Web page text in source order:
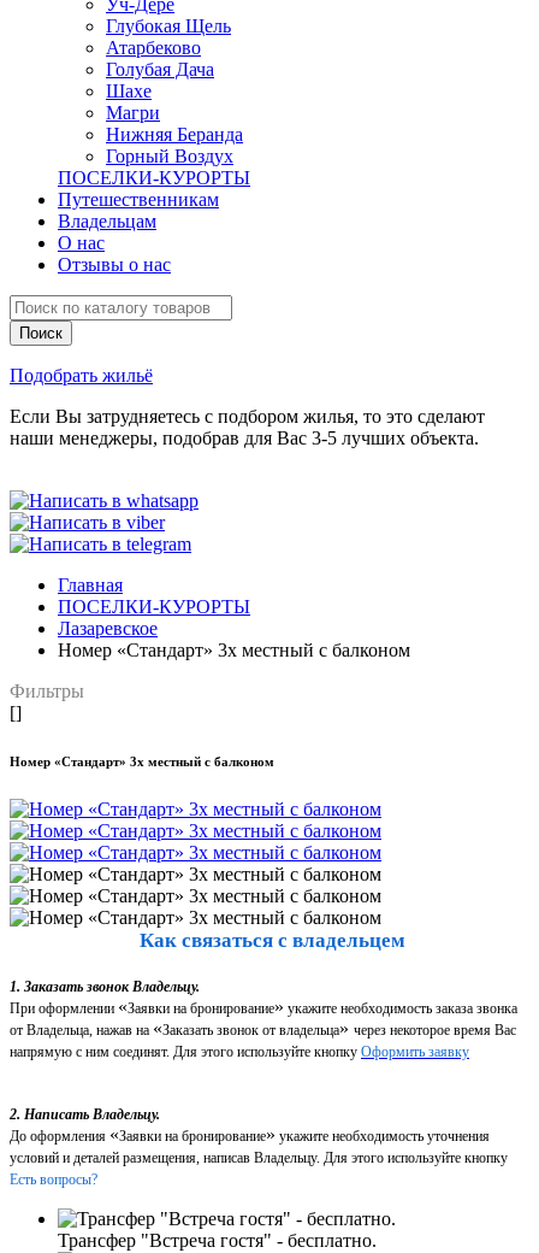
Уч-Дере
Глубокая Щель
Атарбеково
Голубая Дача
Шахе
Магри
Нижняя Беранда
Горный Воздух
ПОСЕЛКИ-КУРОРТЫ
Путешественникам
Владельцам
О нас
Отзывы о нас
Подобрать жильё
Если Вы затрудняетесь с подбором жилья, то это сделают
наши менеджеры, подобрав для Вас 3-5 лучших объекта.
Главная
ПОСЕЛКИ-КУРОРТЫ
Лазаревское
Номер «Стандарт» 3х местный с балконом
Фильтры
[]
Номер «Стандарт» 3х местный с балконом
Как связаться с владельцем
1. Заказать звонок Владельцу.
При оформлении «Заявки на бронирование» укажите необходимость заказа звонка
от Владельца, нажав на «Заказать звонок от владельца» через некоторое время Вас
напрямую с ним соединят. Для этого используйте кнопку Оформить заявку
2. Написать Владельцу.
До оформления «Заявки на бронирование» укажите необходимость уточнения
условий и деталей размещения, написав Владельцу. Для этого используйте кнопку
Есть вопросы?
Трансфер "Встреча гостя" - бесплатно.